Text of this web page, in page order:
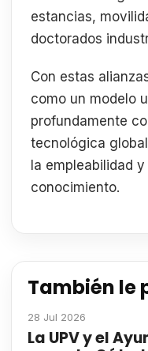
estancias,
doctorados
Con estas
como un modelo
profundamente
tecnológica
la empleabilidad
conocimiento.
También le
28 Jul 2026
La UPV y el